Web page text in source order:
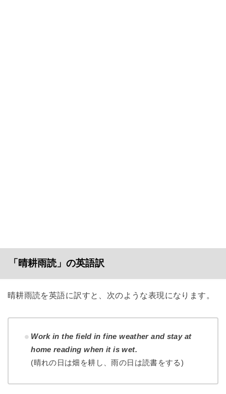
「晴耕雨読」の英語訳
晴耕雨読を英語に訳すと、次のような表現になります。
Work in the field in fine weather and stay at
home reading when it is wet.
(晴れの日は畑を耕し、雨の日は読書をする)